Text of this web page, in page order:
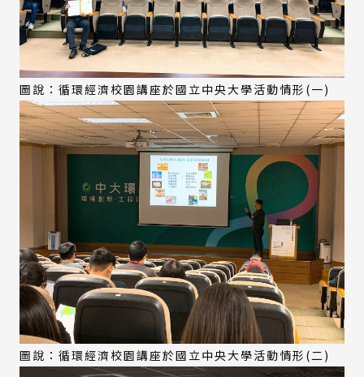
圖說：循環經濟校園講座於國立中央大學活動情形(一)
圖說：循環經濟校園講座於國立中央大學活動情形(二)